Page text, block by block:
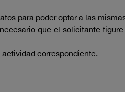
para poder optar a las
que el solicitante
correspondiente.